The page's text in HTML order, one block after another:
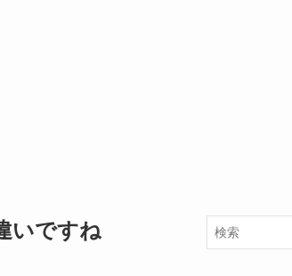
いですね